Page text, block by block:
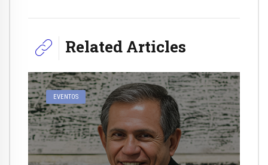
Related Articles
EVENTOS